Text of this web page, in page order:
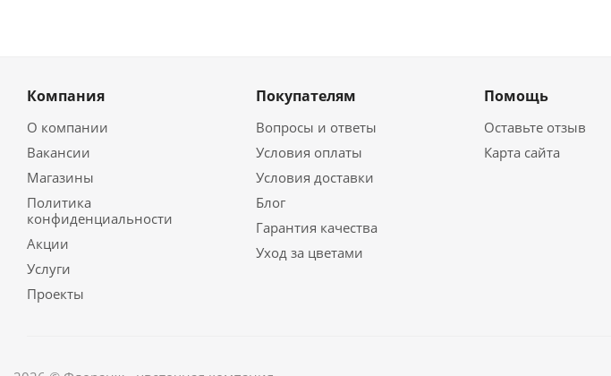
Компания
О компании
Вакансии
Магазины
Политика
конфиденциальности
Акции
Услуги
Проекты
Покупателям
Вопросы и ответы
Условия оплаты
Условия доставки
Блог
Гарантия качества
Уход за цветами
Помощь
Оставьте отзыв
Карта сайта